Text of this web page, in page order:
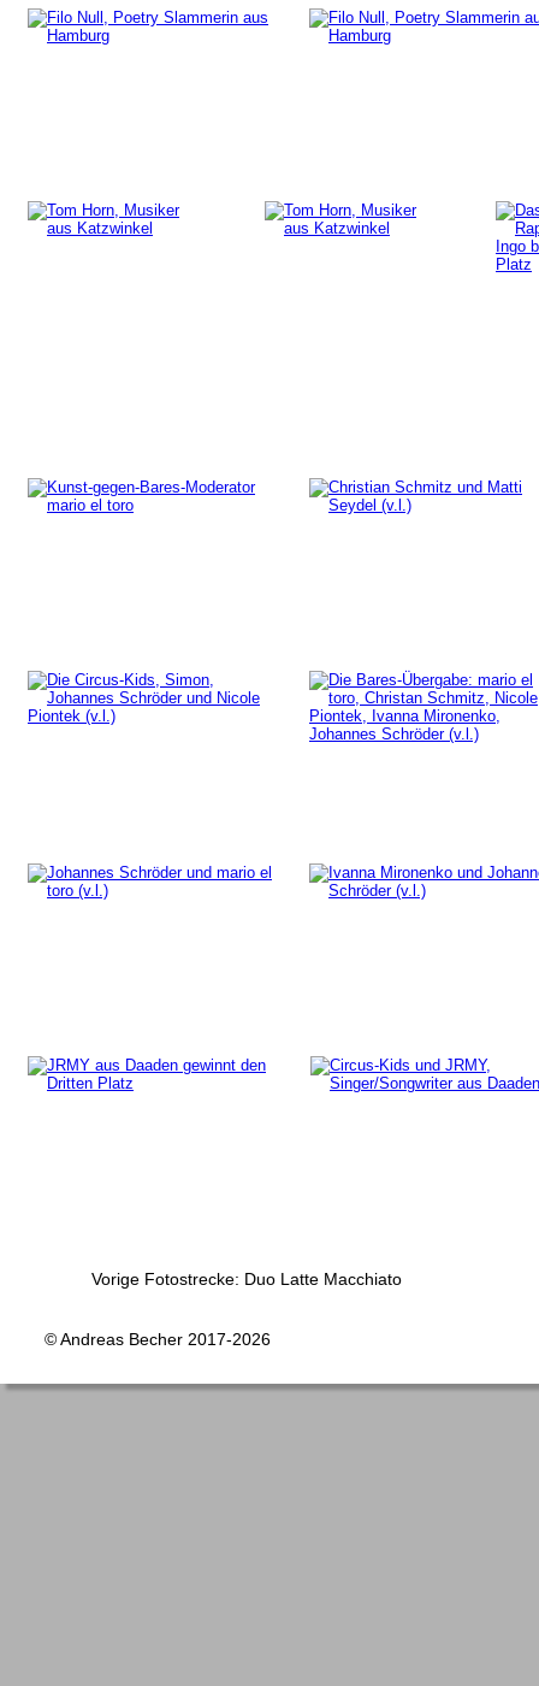
Vorige Fotostrecke: Duo Latte Macchiato
© Andreas Becher 2017-2026